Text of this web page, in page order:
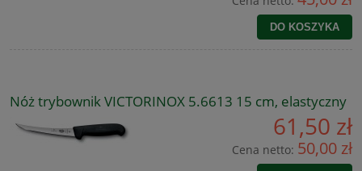
DO KOSZYKA
Nóż trybownik VICTORINOX 5.6613 15 cm, elastyczny
61,50 zł
Cena netto: 50,00 zł